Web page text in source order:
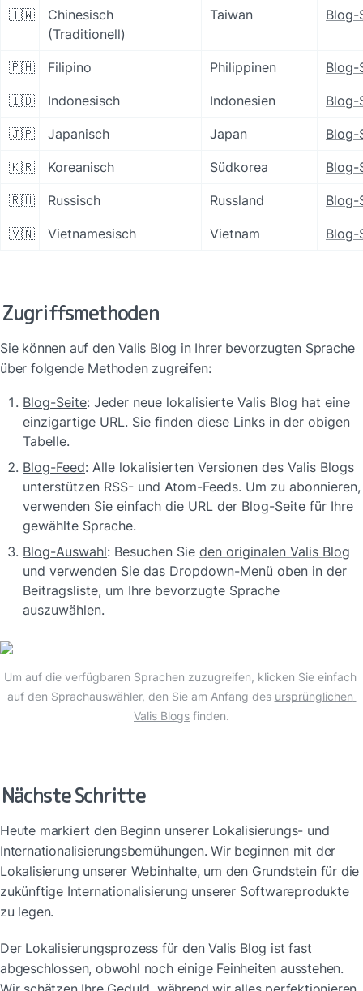
🇹🇼
Chinesisch
(Traditionell)
Taiwan Blog-
🇵🇭 Filipino Philippinen Blog-
🇮🇩 Indonesisch Indonesien Blog-
🇯🇵 Japanisch Japan Blog-
🇰🇷 Koreanisch Südkorea Blog-
🇷🇺 Russisch Russland Blog-
🇻🇳 Vietnamesisch Vietnam Blog-
Zugriffsmethoden
Sie können auf den Valis Blog in Ihrer bevorzugten Sprache
über folgende Methoden zugreifen:
Blog-Seite: Jeder neue lokalisierte Valis Blog hat eine
einzigartige URL. Sie finden diese Links in der obigen
Tabelle.
Blog-Feed: Alle lokalisierten Versionen des Valis Blogs
unterstützen RSS- und Atom-Feeds. Um zu abonnieren,
verwenden Sie einfach die URL der Blog-Seite für Ihre
gewählte Sprache.
Blog-Auswahl: Besuchen Sie den originalen Valis Blog
und verwenden Sie das Dropdown-Menü oben in der
Beitragsliste, um Ihre bevorzugte Sprache
auszuwählen.
Um auf die verfügbaren Sprachen zuzugreifen, klicken Sie einfach
auf den Sprachauswähler, den Sie am Anfang des ursprünglichen
Valis Blogs finden.
Nächste Schritte
Heute markiert den Beginn unserer Lokalisierungs- und
Internationalisierungsbemühungen. Wir beginnen mit der
Lokalisierung unserer Webinhalte, um den Grundstein für die
zukünftige Internationalisierung unserer Softwareprodukte
zu legen.
Der Lokalisierungsprozess für den Valis Blog ist fast
abgeschlossen, obwohl noch einige Feinheiten ausstehen.